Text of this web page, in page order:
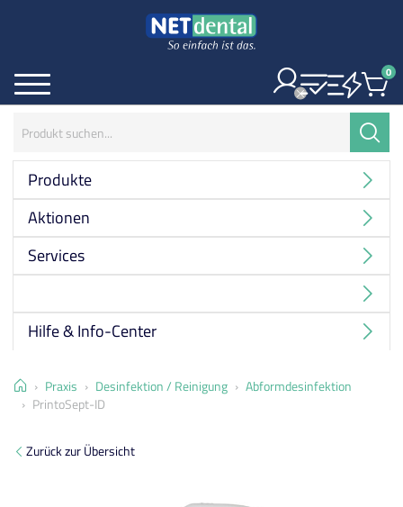
Menü 0
Produkte
Aktionen
Services
Hilfe & Info-Center
Home Praxis Desinfektion / Reinigung
Abformdesinfektion
PrintoSept-ID
Zurück zur Übersicht